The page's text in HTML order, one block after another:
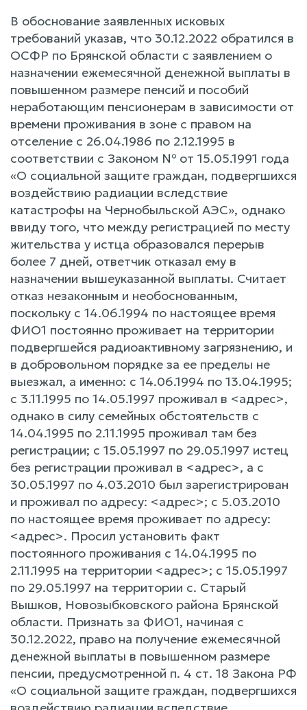
В обоснование заявленных исковых
требований указав, что 30.12.2022 обратился в
ОСФР по Брянской области с заявлением о
назначении ежемесячной денежной выплаты в
повышенном размере пенсий и пособий
неработающим пенсионерам в зависимости от
времени проживания в зоне с правом на
отселение с 26.04.1986 по 2.12.1995 в
соответствии с Законом № от 15.05.1991 года
«О социальной защите граждан, подвергшихся
воздействию радиации вследствие
катастрофы на Чернобыльской АЭС», однако
ввиду того, что между регистрацией по месту
жительства у истца образовался перерыв
более 7 дней, ответчик отказал ему в
назначении вышеуказанной выплаты. Считает
отказ незаконным и необоснованным,
поскольку с 14.06.1994 по настоящее время
ФИО1 постоянно проживает на территории
подвергшейся радиоактивному загрязнению, и
в добровольном порядке за ее пределы не
выезжал, а именно: с 14.06.1994 по 13.04.1995;
с 3.11.1995 по 14.05.1997 проживал в <адрес>,
однако в силу семейных обстоятельств с
14.04.1995 по 2.11.1995 проживал там без
регистрации; с 15.05.1997 по 29.05.1997 истец
без регистрации проживал в <адрес>, а с
30.05.1997 по 4.03.2010 был зарегистрирован
и проживал по адресу: <адрес>; с 5.03.2010
по настоящее время проживает по адресу:
<адрес>. Просил установить факт
постоянного проживания с 14.04.1995 по
2.11.1995 на территории <адрес>; с 15.05.1997
по 29.05.1997 на территории с. Старый
Вышков, Новозыбковского района Брянской
области. Признать за ФИО1, начиная с
30.12.2022, право на получение ежемесячной
денежной выплаты в повышенном размере
пенсии, предусмотренной п. 4 ст. 18 Закона РФ
«О социальной защите граждан, подвергшихся